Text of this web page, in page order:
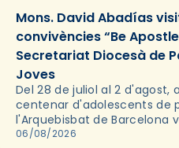
Mons. David Abadías
convivències “Be
Secretariat Diocesà de
Joves
Del 28 de juliol al 2 d'agost,
centenar d'adolescents de
l'Arquebisbat de Barcelona
les convivències Be Apostle,
06/08/2026